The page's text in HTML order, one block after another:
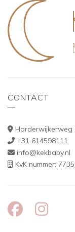
CONTACT
Harderwijkerweg
+31 614598111
info@kekbaby.nl
KvK nummer: